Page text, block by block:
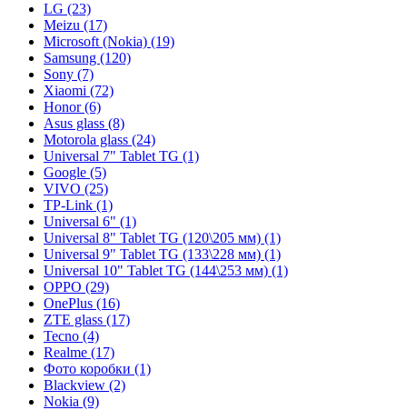
LG (23)
Meizu (17)
Microsoft (Nokia) (19)
Samsung (120)
Sony (7)
Xiaomi (72)
Honor (6)
Asus glass (8)
Motorola glass (24)
Universal 7" Tablet TG (1)
Google (5)
VIVO (25)
TP-Link (1)
Universal 6" (1)
Universal 8" Tablet TG (120\205 мм) (1)
Universal 9" Tablet TG (133\228 мм) (1)
Universal 10" Tablet TG (144\253 мм) (1)
OPPO (29)
OnePlus (16)
ZTE glass (17)
Tecno (4)
Realme (17)
Фото коробки (1)
Blackview (2)
Nokia (9)